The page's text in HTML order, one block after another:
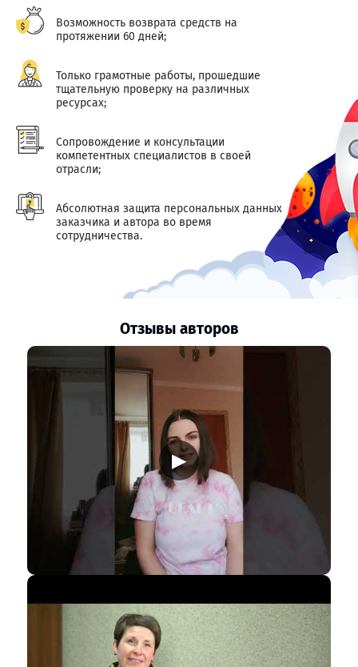
Возможность возврата средств на
протяжении 60 дней;
Только грамотные работы, прошедшие
тщательную проверку на различных
ресурсах;
Сопровождение и консультации
компетентных специалистов в своей
отрасли;
Абсолютная защита персональных данных
заказчика и автора во время
сотрудничества.
Отзывы авторов
▶